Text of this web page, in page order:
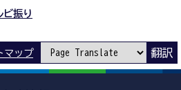
ビ振り
マップ 翻訳